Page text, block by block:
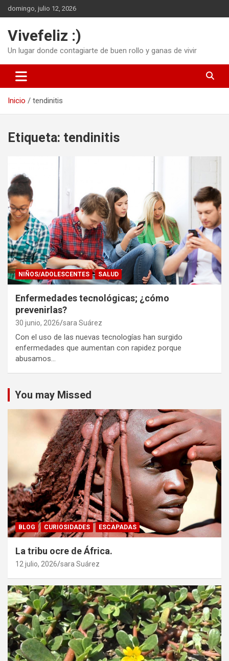
Saltar
al
domingo, julio 12, 2026
Vivefeliz :)
Un lugar donde contagiarte de buen rollo y ganas de vivir
Inicio tendinitis
Etiqueta: tendinitis
NIÑOS/ADOLESCENTES SALUD
Enfermedades tecnológicas; ¿cómo
prevenirlas?
30 junio, 2026 sara Suárez
Con el uso de las nuevas tecnologías han surgido
enfermedades que aumentan con rapidez porque
abusamos…
You may Missed
BLOG CURIOSIDADES ESCAPADAS
La tribu ocre de África.
12 julio, 2026 sara Suárez